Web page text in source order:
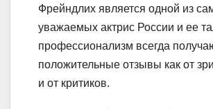
Фрейндлих является одной из
уважаемых актрис России и ее
профессионализм всегда
положительные отзывы как от
и от критиков.